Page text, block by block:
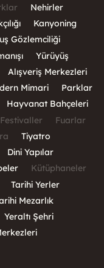
Nehirler
Kanyoning
Gözlemciliği
Yürüyüş
Alışveriş Merkezleri
Mimari
Parklar
Hayvanat Bahçeleri
Festivaller
Fuarlar
Tiyatro
Dini Yapılar
Kütüphaneler
Tarihi Yerler
Mezarlık
Yeraltı Şehri